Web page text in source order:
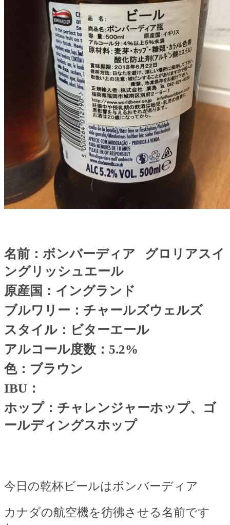
名前：ボンバーディア
グロリアスイ
ングリッシュエール
原産国：イングランド
ブルワリー：チャールズウェルズ
スタイル：ビターエール
アルコール度数： 5.2%
色：ブラウン
IBU ：
ホップ：チャレンジャーホップ、ゴ
ールディングスホップ
今日の乾杯ビールはボンバーディア
カナダの航空機を彷彿させる名前です